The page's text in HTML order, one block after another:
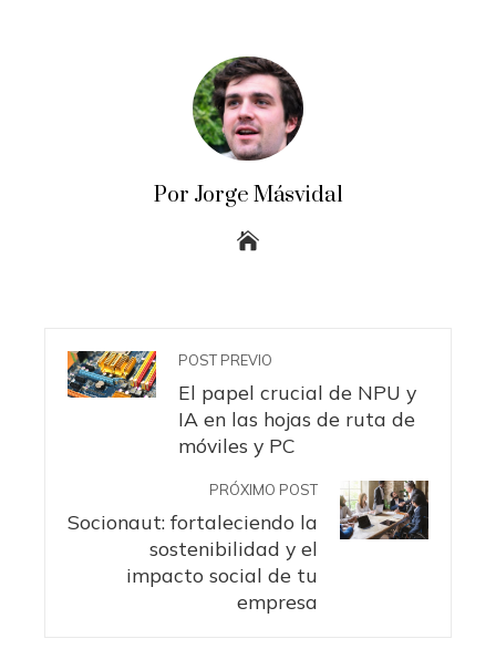
Por Jorge Másvidal
POST PREVIO
El papel crucial de NPU y
IA en las hojas de ruta de
móviles y PC
PRÓXIMO POST
Socionaut: fortaleciendo la
sostenibilidad y el
impacto social de tu
empresa